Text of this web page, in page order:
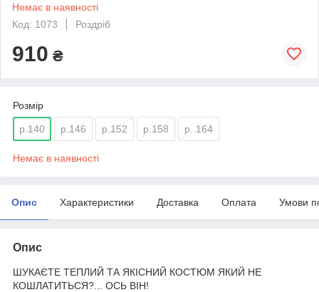
Немає в наявності
Код: 1073
Роздріб
910 ₴
Розмір
р.140 р.146 р.152 р.158 р. 164
Немає в наявності
Опис Характеристики Доставка Оплата Умови
Опис
ШУКАЄТЕ ТЕПЛИЙ ТА ЯКІСНИЙ КОСТЮМ ЯКИЙ НЕ
КОШЛАТИТЬСЯ?... ОСЬ ВІН!